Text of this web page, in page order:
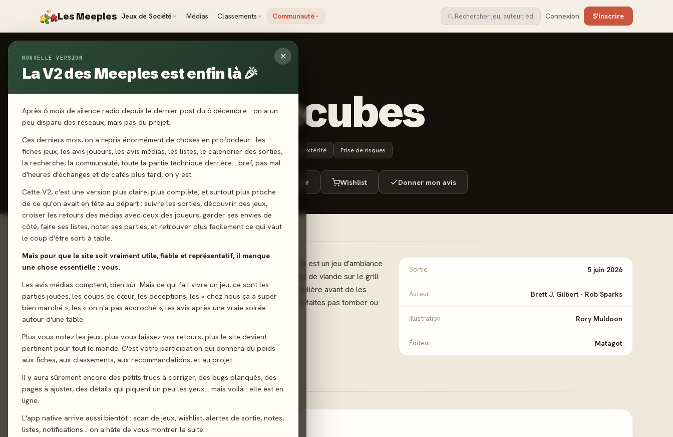
Les Meeples Jeux de Société Médias Classements Communauté Connexion S'inscrire
✕
NOUVELLE VERSION
La V2 des Meeples est enfin là 🎉
Après 6 mois de silence radio depuis le dernier post du 6 décembre… on a un
peu disparu des réseaux, mais pas du projet.
Ces derniers mois, on a repris énormément de choses en profondeur : les
fiches jeux, les avis joueurs, les avis médias, les listes, le calendrier des sorties,
la recherche, la communauté, toute la partie technique derrière… bref, pas mal
d'heures d'échanges et de cafés plus tard, on y est.
Cette V2, c'est une version plus claire, plus complète, et surtout plus proche
de ce qu'on avait en tête au départ : suivre les sorties, découvrir des jeux,
croiser les retours des médias avec ceux des joueurs, garder ses envies de
côté, faire ses listes, noter ses parties, et retrouver plus facilement ce qui vaut
le coup d'être sorti à table.
Mais pour que le site soit vraiment utile, fiable et représentatif, il manque
une chose essentielle : vous.
Les avis médias comptent, bien sûr. Mais ce qui fait vivre un jeu, ce sont les
parties jouées, les coups de cœur, les déceptions, les « chez nous ça a super
bien marché », les « on n'a pas accroché », les avis après une vraie soirée
autour d'une table.
Plus vous notez les jeux, plus vous laissez vos retours, plus le site devient
pertinent pour tout le monde. C'est votre participation qui donnera du poids
aux fiches, aux classements, aux recommandations, et au projet.
Il y aura sûrement encore des petits trucs à corriger, des bugs planqués, des
pages à ajuster, des détails qui piquent un peu les yeux… mais voilà : elle est en
ligne.
L'app native arrive aussi bientôt : scan de jeux, wishlist, alertes de sortie, notes,
listes, notifications… on a hâte de vous montrer la suite.
Jeux / Barbecubes
Barbecubes
2-6 joueurs 8 ans+ 15 min Dextérité Prise de risques
Envie de jouer Wishlist Donner mon avis
02Le verdict
03On en discute
04 La presse
05Les joueurs
06Acheter
Similaires
Serez-vous le roi du barbecue ? Barbecubes est un jeu d'ambiance
coopératif, où les joueurs placent des pièces de viande sur le grill
et les empilent dans une configuration particulière avant de les
retirer du feu pour les faire cuire. Mais ne la faites pas tomber ou
Dextérité Prise de risques
Sortie 5 juin 2026
Auteur Brett J. Gilbert · Rob Sparks
Illustration Rory Muldoon
Éditeur Matagot
02 - LE VERDICT